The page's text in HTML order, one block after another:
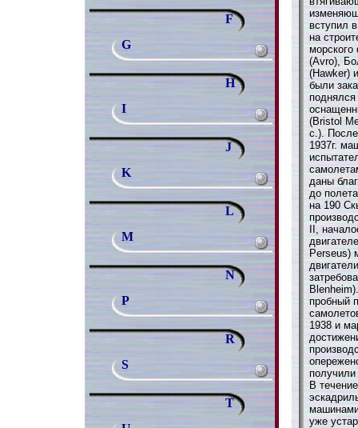
F
G
H
I
J
K
L
M
N
P
R
S
T
вступил
на
морского
(Avro),
(Hawker)
были
(Bristol
с.).
1937г.
даны
до
на 190
II,
Perseus)
пробный
1938 и
В
уже